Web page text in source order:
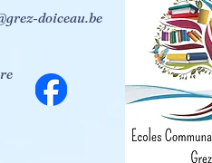
doiceau.be
/
Grez centre => les